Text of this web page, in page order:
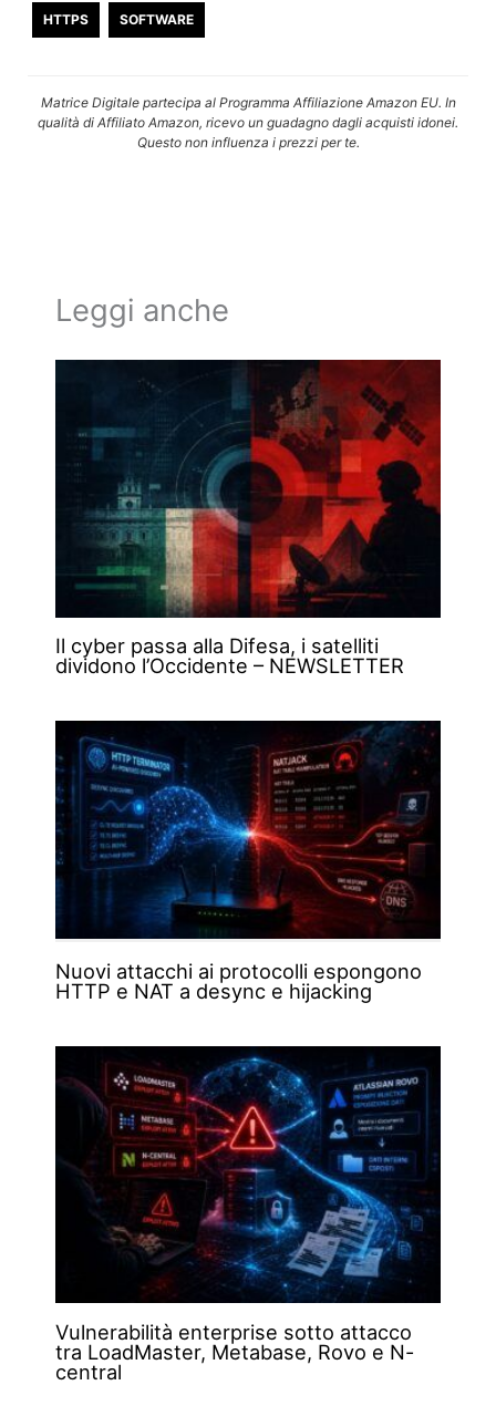
HTTPS SOFTWARE
Matrice Digitale partecipa al Programma Affiliazione Amazon EU. In
qualità di Affiliato Amazon, ricevo un guadagno dagli acquisti idonei.
Questo non influenza i prezzi per te.
Leggi anche
Il cyber passa alla Difesa, i satelliti
dividono l’Occidente – NEWSLETTER
Nuovi attacchi ai protocolli espongono
HTTP e NAT a desync e hijacking
Vulnerabilità enterprise sotto attacco
tra LoadMaster, Metabase, Rovo e N-
central